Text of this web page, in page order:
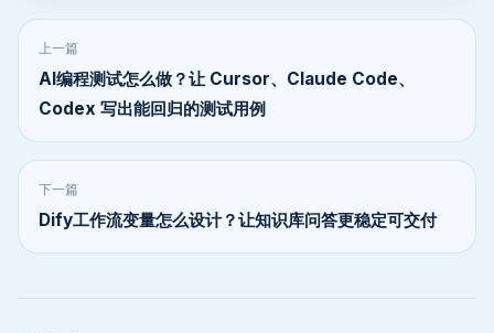
上一篇
AI编程测试怎么做？让 Cursor、Claude Code、
Codex 写出能回归的测试用例
下一篇
Dify工作流变量怎么设计？让知识库问答更稳定可交付